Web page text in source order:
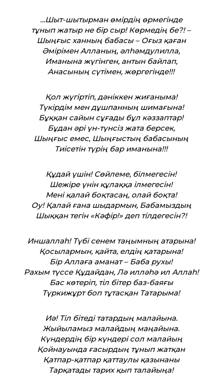
…Шыт-шытырман өмірдің өрмегінде
тұнып жатыр не бір сыр! Көрмедің бе?! –
Шыңғыс ханның бабасы – Оғыз қаған
Әмірімен Алланың, әлһәмдулилла,
Иманына жүгінген, антын байлап,
Анасының сүтімен, жөргегінде!!!
Қол жүгіртіп, дәніккен жиғаныма!
Түкірдім мен дұшпанның шимағына!
Бұққан сайын сұғады бұл кәззаптар!
Бұдан әрі үн-түнсіз жата берсек,
Шыңғыс емес, Шыңғыстың бабасының
Тиісетін түрің бар иманына!!!
Құдай үшін! Сөйлеме, білмегесін!
Шежіре үнін құлаққа ілмегесін!
Мені қалай боқтасаң, олай боқта!
Оу! Қалай ғана шыдармын, Бабамыздың
Шыққан тегін «Кәфір!» деп тілдегесін?!
Иншаллаһ! Түбі сенем таңымның атарына!
Қосылармын, қайта, елдің қатарына!
Бір Аллаға аманат – Баба рухы!
Рахым түссе Құдайдан, Лә илләһә ил Аллаһ!
Бас көтеріп, тіл бітер баз-баяғы
Түркижұрт боп тұтасқан Татарыма!
Иә! Тіл бітеді татардың малайына.
Жыйыламыз малайдың маңайына.
Күндердің бір күндері сол малайың
Қойнауында ғасырдың тұнып жатқан
Қатпар-қатпар қаттаулы қазынаны
Тарқатады тарих қып талайыңа!